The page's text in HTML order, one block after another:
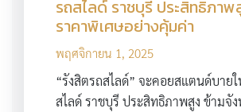
รถสไลด์ ราชบุรี ประสิทธิภา
ราคาพิเศษอย่างคุ้มค่า
พฤศจิกายน 1, 2025
“รังสิตรถสไลด์” จะคอยสแตนด์บาย
สไลด์ ราชบุรี ประสิทธิภาพสูง ข้ามจั